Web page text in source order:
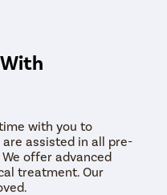
with you to
are assisted in all pre-
offer advanced
treatment. Our